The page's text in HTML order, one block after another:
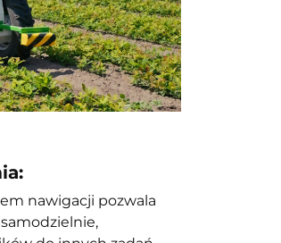
nawigacji pozwala